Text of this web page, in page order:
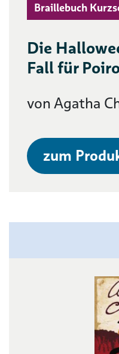
Braillebuch
Die
Fall für
von Agatha
zum